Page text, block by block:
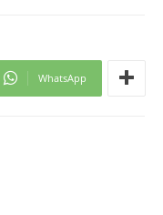
WhatsApp